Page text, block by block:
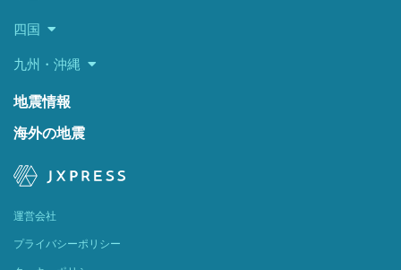
四国
九州・沖縄
地震情報
海外の地震
運営会社
プライバシーポリシー